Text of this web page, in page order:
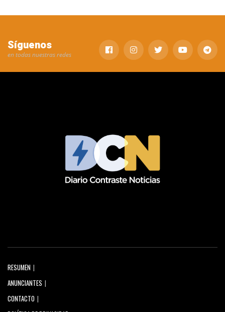
Síguenos
en todas nuestras redes
RESUMEN
ANUNCIANTES
CONTACTO